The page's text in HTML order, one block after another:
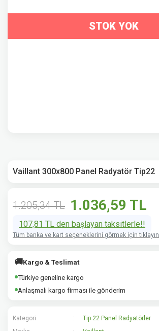
STOK YOK
Vaillant 300x800 Panel Radyatör Tip22
1.205,34 TL 1.036,59 TL
107,81 TL den başlayan taksitlerle!!
Tüm banka ve kart seçeneklerini görmek için tıklayın
🚚Kargo & Teslimat
Türkiye geneline kargo
Anlaşmalı kargo firması ile gönderim
Kategori
Tip 22 Panel Radyatörler